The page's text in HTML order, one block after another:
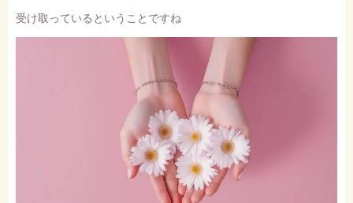
受け取っているということですね